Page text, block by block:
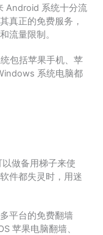
Android 系统十分流
真正的免费服务，
流量限制。
包括苹果手机、苹
系统电脑都
做备用梯子来使
件都失灵时，用迷
平台的免费翻墙
苹果电脑翻墙、